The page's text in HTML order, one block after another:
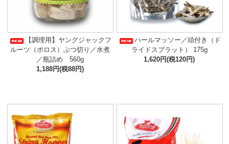
【調理用】ヤングジャックフ
ルーツ（ポロス）ぶつ切り／水煮
／瓶詰め 560g
1,188円(税88円)
ハールマッソー／頭付き（ド
ライドスプラット） 175g
1,620円(税120円)